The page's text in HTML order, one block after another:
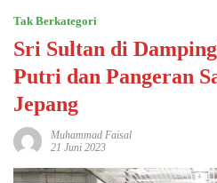
Tak Berkategori
Sri Sultan di
Putri dan Pangeran
Jepang
Muhammad Faisal
21 Juni 2023